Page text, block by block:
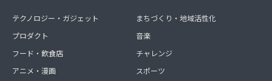
テクノロジー・ガジェット
プロダクト
フード・飲食店
アニメ・漫画
まちづくり・地域活性化
音楽
チャレンジ
スポーツ